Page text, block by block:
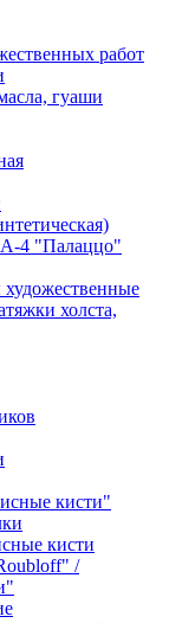
работ
гуаши
А-4 "Палаццо"
холста,
кисти"
кисти
/